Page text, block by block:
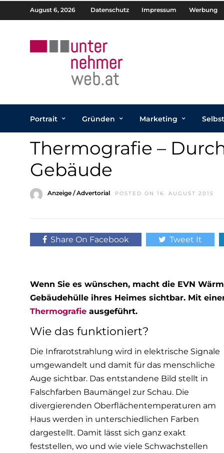
August 6, 2026 Datenschutz Impressum Werbung
Portrait Gründen Marketing
Thermografie –
Gebäude
Anzeige / Advertorial POSTED ON 16. AUGUST 2015
Share On Facebook Tweet It
Wenn Sie es wünschen, macht die EVN
Gebäudehülle ihres Heimes sichtbar. Mit
Thermografie ausgeführt.
Wie das funktioniert?
Die Infrarotstrahlung wird in elektrische Signale
umgewandelt und damit für das menschliche
Auge sichtbar. Das entstandene Bild stellt in
Falschfarben Baumängel zur Schau. Die
divergierenden Oberflächentemperaturen am
Haus werden in unterschiedlichen Farben
dargestellt. Damit lässt sich ganz exakt
feststellen, wo und wie viele Schwachstellen